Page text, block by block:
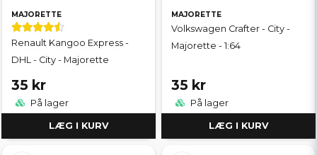
MAJORETTE
Renault Kangoo Express -
DHL - City - Majorette
35 kr
På lager
LÆG I KURV
MAJORETTE
Volkswagen Crafter - City -
Majorette - 1:64
35 kr
På lager
LÆG I KURV